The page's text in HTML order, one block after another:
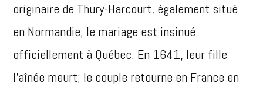
originaire de Thury-Harcourt, également situé
en Normandie; le mariage est insinué
officiellement à Québec. En 1641, leur fille
l’aînée meurt; le couple retourne en France en